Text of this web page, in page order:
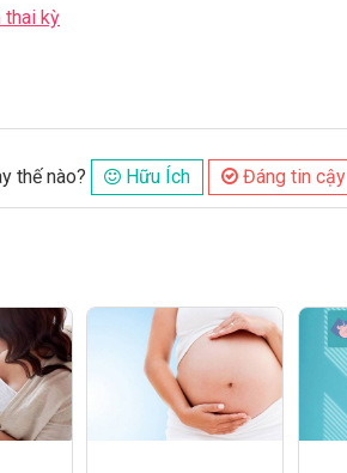
thai kỳ
thế nào? Hữu Ích Đáng tin cậy